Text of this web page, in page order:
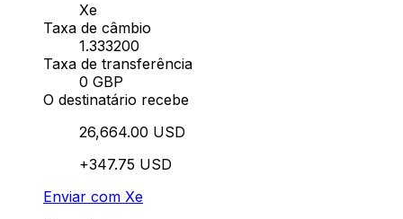
Xe
Taxa de câmbio
1.333200
Taxa de transferência
0 GBP
O destinatário recebe
26,664.00 USD
+347.75 USD
Enviar com Xe